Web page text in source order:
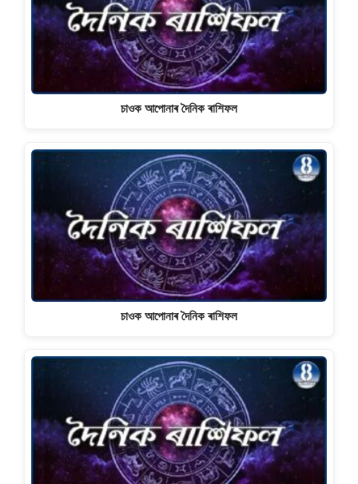
চাওক আপোনাৰ দৈনিক ৰাশিফল
চাওক আপোনাৰ দৈনিক ৰাশিফল